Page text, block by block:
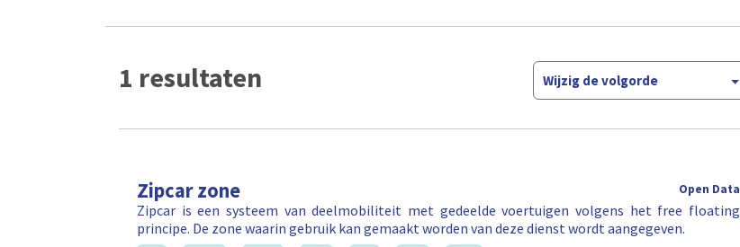
1 resultaten Wijzig de volgorde
Zipcar zone Open Data
Zipcar is een systeem van deelmobiliteit met gedeelde voertuigen volgens het free floating
principe. De zone waarin gebruik kan gemaakt worden van deze dienst wordt aangegeven.